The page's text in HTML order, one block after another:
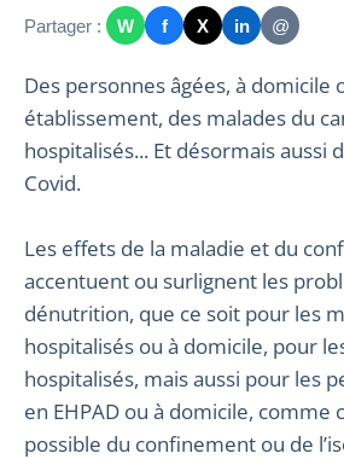
Partager : W f X in @
Des personnes âgées, à domicile ou en
établissement, des malades du
hospitalisés... Et désormais aussi
Covid.
Les effets de la maladie et du
accentuent ou surlignent les
dénutrition, que ce soit pour les
hospitalisés ou à domicile, pour
hospitalisés, mais aussi pour les
en EHPAD ou à domicile, comme
possible du confinement ou de